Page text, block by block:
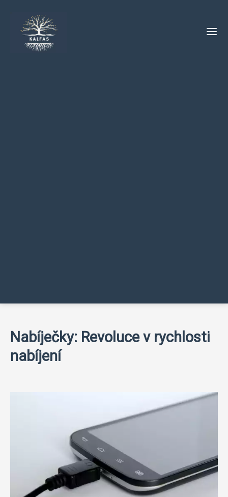
Nabíječky: Revoluce v rychlosti
nabíjení